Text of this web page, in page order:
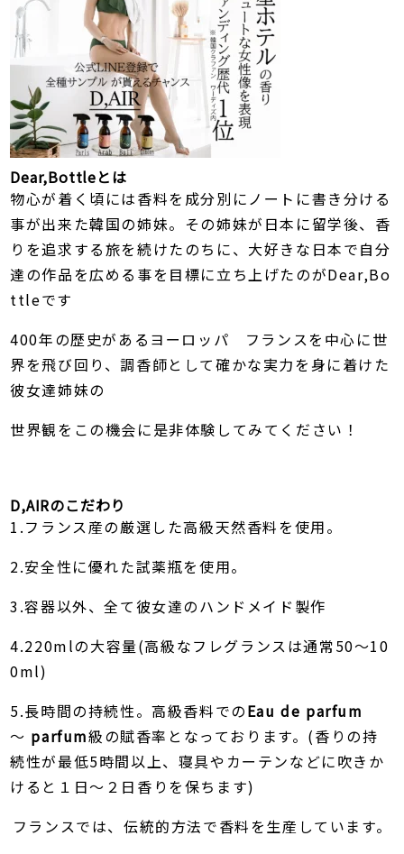
Dear,Bottleとは
物心が着く頃には香料を成分別にノートに書き分ける
事が出来た韓国の姉妹。その姉妹が日本に留学後、香
りを追求する旅を続けたのちに、大好きな日本で自分
達の作品を広める事を目標に立ち上げたのがDear,Bo
ttleです
400年の歴史があるヨーロッパ フランスを中心に世
界を飛び回り、調香師として確かな実力を身に着けた
彼女達姉妹の
世界観をこの機会に是非体験してみてください！
D,AIRのこだわり
1.フランス産の厳選した高級天然香料を使用。
2.安全性に優れた試薬瓶を使用。
3.容器以外、全て彼女達のハンドメイド製作
4.220mlの大容量(高級なフレグランスは通常50～10
0ml)
5.長時間の持続性。高級香料でのEau de parfum
～ parfum級の賦香率となっております。(香りの持
続性が最低5時間以上、寝具やカーテンなどに吹きか
けると１日～２日香りを保ちます)
フランスでは、伝統的方法で香料を生産しています。